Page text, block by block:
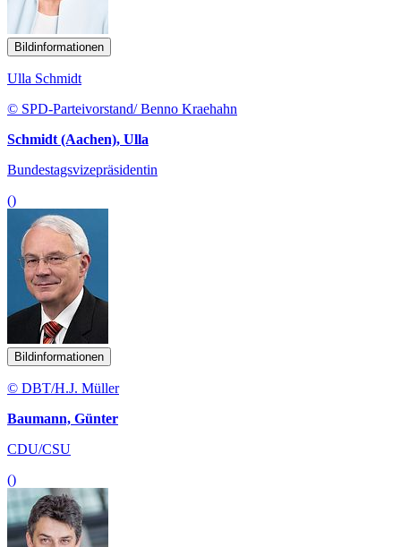
Bildinformationen
Ulla Schmidt
© SPD-Parteivorstand/ Benno Kraehahn
Schmidt (Aachen), Ulla
Bundestagsvizepräsidentin
()
Bildinformationen
© DBT/H.J. Müller
Baumann, Günter
CDU/CSU
()